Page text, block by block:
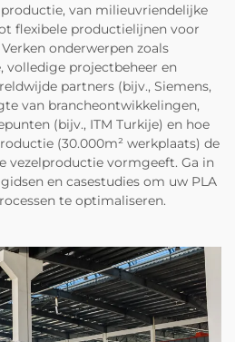
van milieuvriendelijke
flexibele productielijnen voor
onderwerpen zoals
volledige projectbeheer en
partners (bijv., Siemens,
van brancheontwikkelingen,
(bijv., ITM Turkije) en hoe
(30.000m² werkplaats) de
vezelproductie vormgeeft. Ga in
en casestudies om uw PLA
te optimaliseren.